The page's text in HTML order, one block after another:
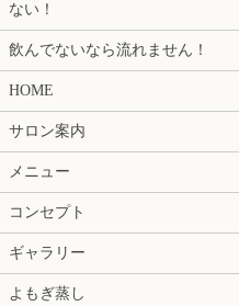
ない！
飲んでないなら流れません！
HOME
サロン案内
メニュー
コンセプト
ギャラリー
よもぎ蒸し